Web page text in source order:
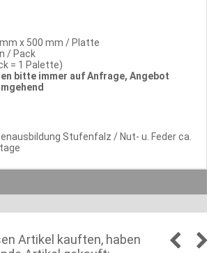
x 500 mm / Platte
/ Pack
= 1 Palette)
bitte immer auf Anfrage, Angebot
Stufenfalz / Nut- u. Feder ca.
Artikel kauften, haben